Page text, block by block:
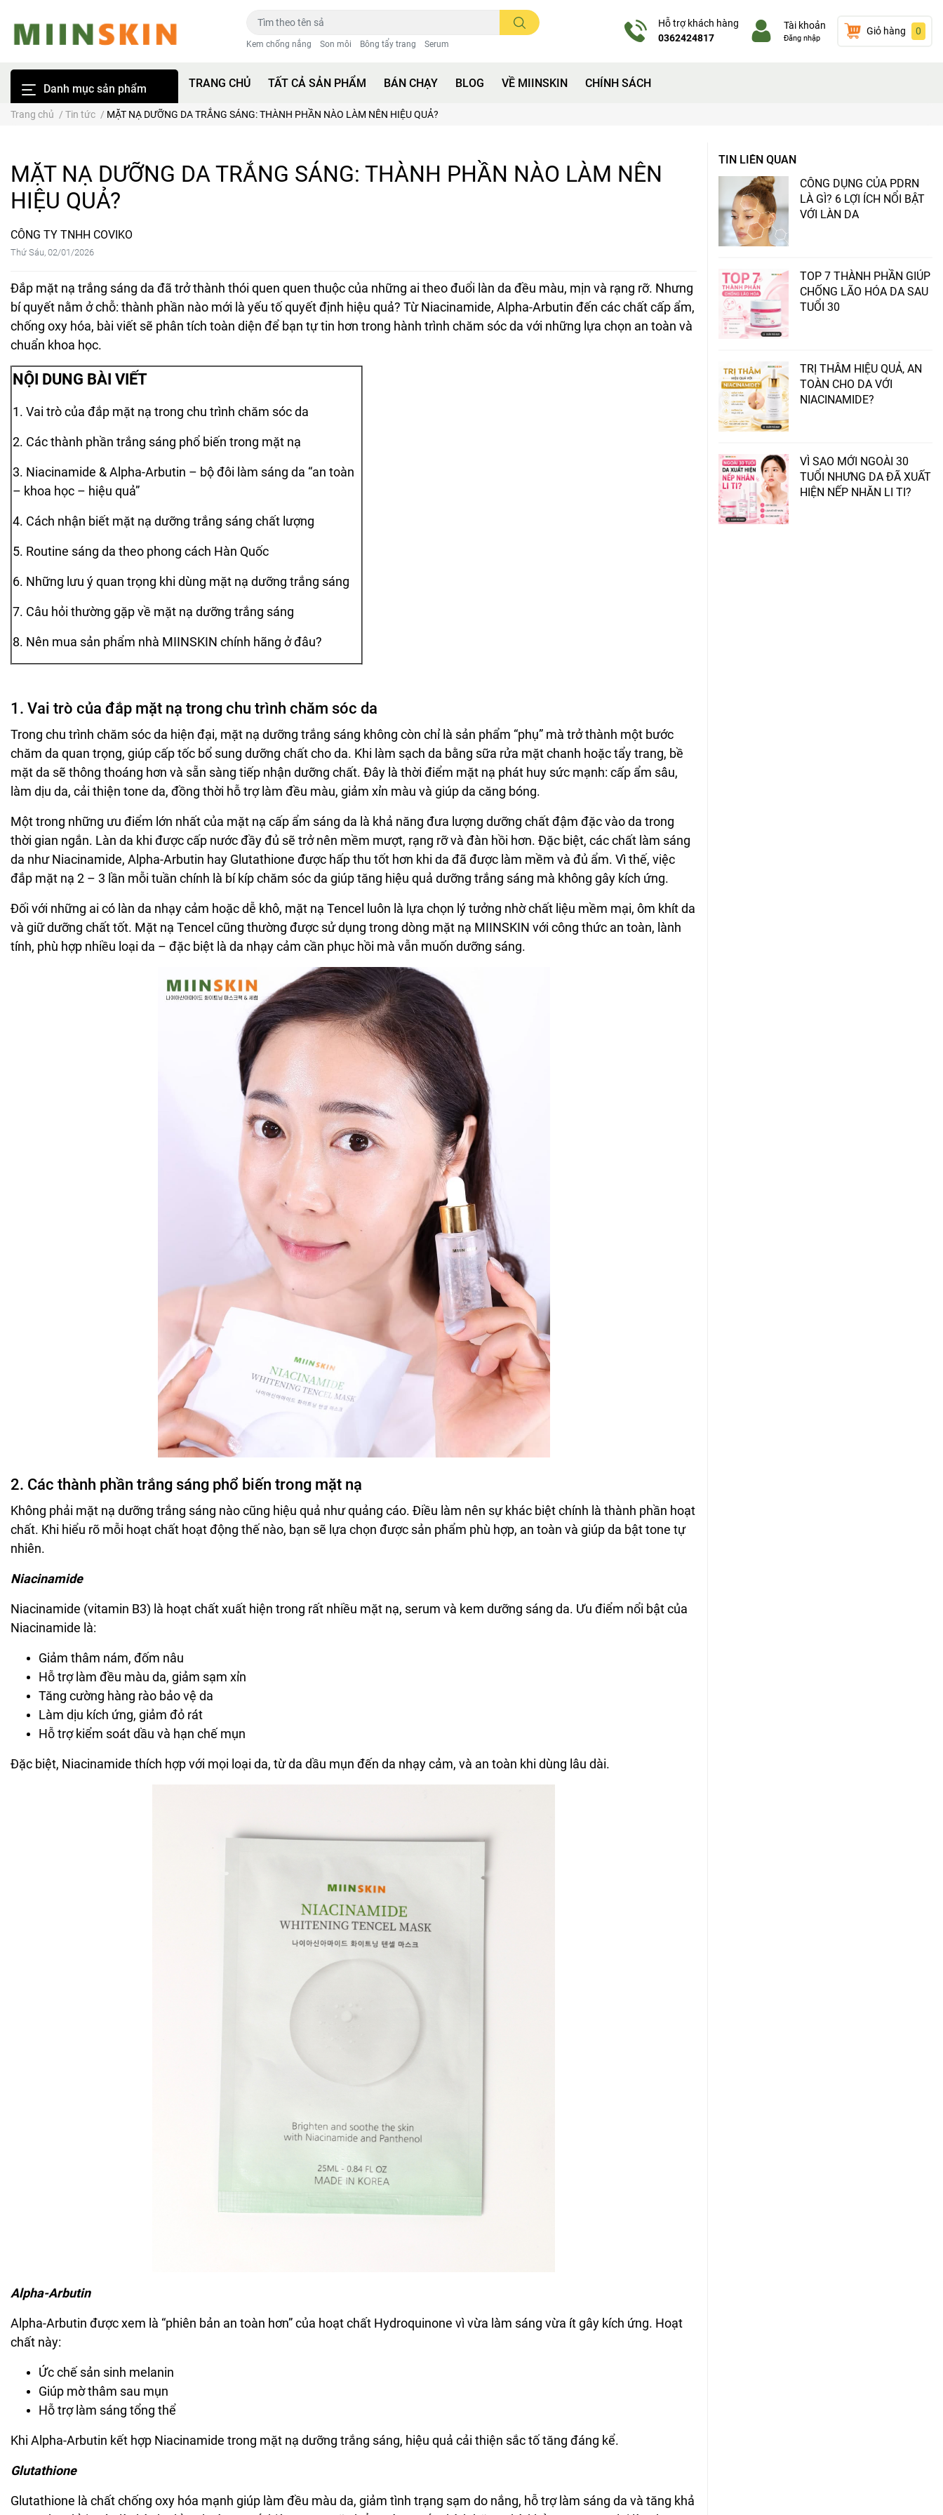
Kem chống nắng Son môi Bông tẩy trang Serum
Hỗ trợ khách hàng
0362424817
Tài khoản
Đăng nhập
Giỏ hàng 0
Danh mục sản phẩm TRANG CHỦ TẤT CẢ SẢN PHẨM BÁN CHẠY BLOG VỀ MIINSKIN CHÍNH SÁCH
Trang chủ / Tin tức / MẶT NẠ DƯỠNG DA TRẮNG SÁNG: THÀNH PHẦN NÀO LÀM NÊN HIỆU QUẢ?
MẶT NẠ DƯỠNG DA TRẮNG SÁNG: THÀNH PHẦN NÀO LÀM NÊN
HIỆU QUẢ?
CÔNG TY TNHH COVIKO
Thứ Sáu, 02/01/2026
Đắp mặt nạ trắng sáng da đã trở thành thói quen quen thuộc của những ai theo đuổi làn da đều màu, mịn và rạng rỡ. Nhưng
bí quyết nằm ở chỗ: thành phần nào mới là yếu tố quyết định hiệu quả? Từ Niacinamide, Alpha-Arbutin đến các chất cấp ẩm,
chống oxy hóa, bài viết sẽ phân tích toàn diện để bạn tự tin hơn trong hành trình chăm sóc da với những lựa chọn an toàn và
chuẩn khoa học.
NỘI DUNG BÀI VIẾT
1. Vai trò của đắp mặt nạ trong chu trình chăm sóc da
2. Các thành phần trắng sáng phổ biến trong mặt nạ
3. Niacinamide & Alpha-Arbutin – bộ đôi làm sáng da “an toàn
– khoa học – hiệu quả”
4. Cách nhận biết mặt nạ dưỡng trắng sáng chất lượng
5. Routine sáng da theo phong cách Hàn Quốc
6. Những lưu ý quan trọng khi dùng mặt nạ dưỡng trắng sáng
7. Câu hỏi thường gặp về mặt nạ dưỡng trắng sáng
8. Nên mua sản phẩm nhà MIINSKIN chính hãng ở đâu?
1. Vai trò của đắp mặt nạ trong chu trình chăm sóc da
Trong chu trình chăm sóc da hiện đại, mặt nạ dưỡng trắng sáng không còn chỉ là sản phẩm “phụ” mà trở thành một bước
chăm da quan trọng, giúp cấp tốc bổ sung dưỡng chất cho da. Khi làm sạch da bằng sữa rửa mặt chanh hoặc tẩy trang, bề
mặt da sẽ thông thoáng hơn và sẵn sàng tiếp nhận dưỡng chất. Đây là thời điểm mặt nạ phát huy sức mạnh: cấp ẩm sâu,
làm dịu da, cải thiện tone da, đồng thời hỗ trợ làm đều màu, giảm xỉn màu và giúp da căng bóng.
Một trong những ưu điểm lớn nhất của mặt nạ cấp ẩm sáng da là khả năng đưa lượng dưỡng chất đậm đặc vào da trong
thời gian ngắn. Làn da khi được cấp nước đầy đủ sẽ trở nên mềm mượt, rạng rỡ và đàn hồi hơn. Đặc biệt, các chất làm sáng
da như Niacinamide, Alpha-Arbutin hay Glutathione được hấp thu tốt hơn khi da đã được làm mềm và đủ ẩm. Vì thế, việc
đắp mặt nạ 2 – 3 lần mỗi tuần chính là bí kíp chăm sóc da giúp tăng hiệu quả dưỡng trắng sáng mà không gây kích ứng.
Đối với những ai có làn da nhạy cảm hoặc dễ khô, mặt nạ Tencel luôn là lựa chọn lý tưởng nhờ chất liệu mềm mại, ôm khít da
và giữ dưỡng chất tốt. Mặt nạ Tencel cũng thường được sử dụng trong dòng mặt nạ MIINSKIN với công thức an toàn, lành
tính, phù hợp nhiều loại da – đặc biệt là da nhạy cảm cần phục hồi mà vẫn muốn dưỡng sáng.
2. Các thành phần trắng sáng phổ biến trong mặt nạ
Không phải mặt nạ dưỡng trắng sáng nào cũng hiệu quả như quảng cáo. Điều làm nên sự khác biệt chính là thành phần hoạt
chất. Khi hiểu rõ mỗi hoạt chất hoạt động thế nào, bạn sẽ lựa chọn được sản phẩm phù hợp, an toàn và giúp da bật tone tự
nhiên.
Niacinamide
Niacinamide (vitamin B3) là hoạt chất xuất hiện trong rất nhiều mặt nạ, serum và kem dưỡng sáng da. Ưu điểm nổi bật của
Niacinamide là:
Giảm thâm nám, đốm nâu
Hỗ trợ làm đều màu da, giảm sạm xỉn
Tăng cường hàng rào bảo vệ da
Làm dịu kích ứng, giảm đỏ rát
Hỗ trợ kiểm soát dầu và hạn chế mụn
Đặc biệt, Niacinamide thích hợp với mọi loại da, từ da dầu mụn đến da nhạy cảm, và an toàn khi dùng lâu dài.
Alpha-Arbutin
Alpha-Arbutin được xem là “phiên bản an toàn hơn” của hoạt chất Hydroquinone vì vừa làm sáng vừa ít gây kích ứng. Hoạt
chất này:
Ức chế sản sinh melanin
Giúp mờ thâm sau mụn
Hỗ trợ làm sáng tổng thể
Khi Alpha-Arbutin kết hợp Niacinamide trong mặt nạ dưỡng trắng sáng, hiệu quả cải thiện sắc tố tăng đáng kể.
Glutathione
Glutathione là chất chống oxy hóa mạnh giúp làm đều màu da, giảm tình trạng sạm do nắng, hỗ trợ làm sáng da và tăng khả
TIN LIÊN QUAN
CÔNG DỤNG CỦA PDRN
LÀ GÌ? 6 LỢI ÍCH NỔI BẬT
VỚI LÀN DA
TOP 7 THÀNH PHẦN GIÚP
CHỐNG LÃO HÓA DA SAU
TUỔI 30
TRỊ THÂM HIỆU QUẢ, AN
TOÀN CHO DA VỚI
NIACINAMIDE?
VÌ SAO MỚI NGOÀI 30
TUỔI NHƯNG DA ĐÃ XUẤT
HIỆN NẾP NHĂN LI TI?